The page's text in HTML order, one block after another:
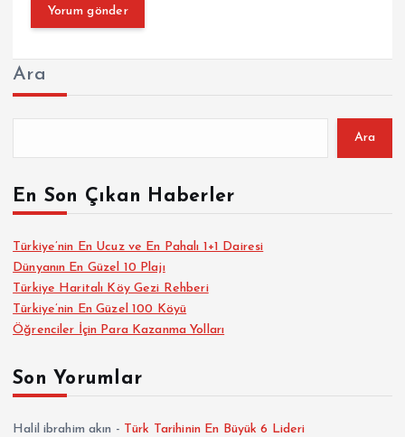
Ara
Ara
En Son Çıkan Haberler
Türkiye’nin En Ucuz ve En Pahalı 1+1 Dairesi
Dünyanın En Güzel 10 Plajı
Türkiye Haritalı Köy Gezi Rehberi
Türkiye’nin En Güzel 100 Köyü
Öğrenciler İçin Para Kazanma Yolları
Son Yorumlar
Halil ibrahim akın - Türk Tarihinin En Büyük 6 Lideri